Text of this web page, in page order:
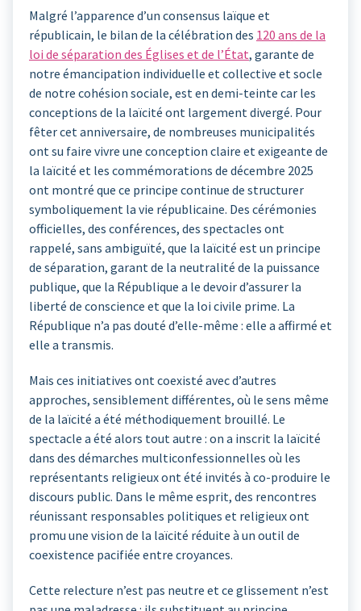
Malgré l’apparence d’un consensus laïque et
républicain, le bilan de la célébration des 120 ans de la
loi de séparation des Églises et de l’État, garante de
notre émancipation individuelle et collective et socle
de notre cohésion sociale, est en demi-teinte car les
conceptions de la laïcité ont largement divergé. Pour
fêter cet anniversaire, de nombreuses municipalités
ont su faire vivre une conception claire et exigeante de
la laïcité et les commémorations de décembre 2025
ont montré que ce principe continue de structurer
symboliquement la vie républicaine. Des cérémonies
officielles, des conférences, des spectacles ont
rappelé, sans ambiguïté, que la laïcité est un principe
de séparation, garant de la neutralité de la puissance
publique, que la République a le devoir d’assurer la
liberté de conscience et que la loi civile prime. La
République n’a pas douté d’elle-même : elle a affirmé et
elle a transmis.
Mais ces initiatives ont coexisté avec d’autres
approches, sensiblement différentes, où le sens même
de la laïcité a été méthodiquement brouillé. Le
spectacle a été alors tout autre : on a inscrit la laïcité
dans des démarches multiconfessionnelles où les
représentants religieux ont été invités à co-produire le
discours public. Dans le même esprit, des rencontres
réunissant responsables politiques et religieux ont
promu une vision de la laïcité réduite à un outil de
coexistence pacifiée entre croyances.
Cette relecture n’est pas neutre et ce glissement n’est